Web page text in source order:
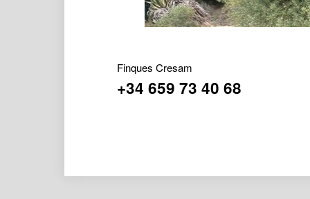
Finques Cresam
+34 659 73 40 68